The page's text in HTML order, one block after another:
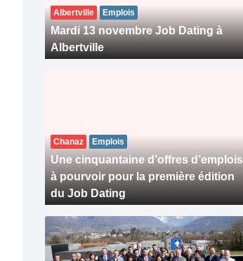
Albertville Emplois
Mardi 13 novembre Job Dating à
Albertville
Chanaz Emplois
Une cinquantaine d’offres d’emplois
à pourvoir pour la première édition
du Job Dating